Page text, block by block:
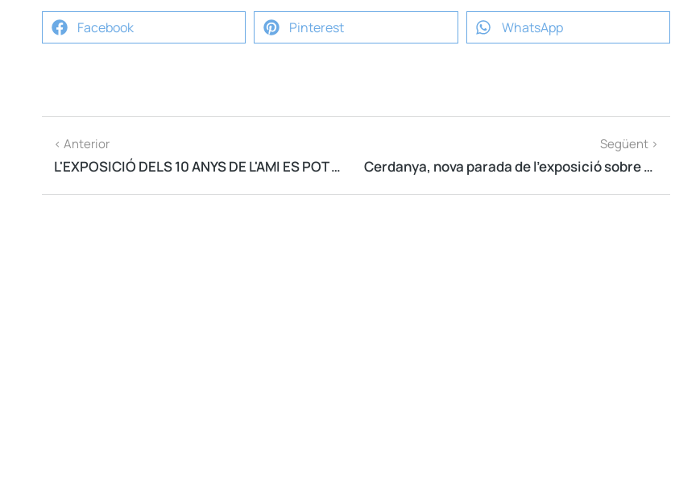
Facebook Pinterest WhatsApp
< Anterior
L'EXPOSICIÓ DELS 10 ANYS DE L'AMI ES POT VEURE A PALAMÓS FINS EL 5 DE JUNY
Següent >
Cerdanya, nova parada de l’exposició sobre els 10 anys de l’AMI